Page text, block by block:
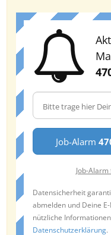
Job-Alarm
Job-
Datensicherheit
abmelden und Deine
nützliche
Datenschutzerklärung.